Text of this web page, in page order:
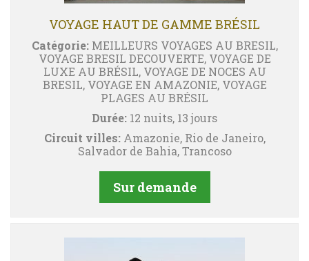
VOYAGE HAUT DE GAMME BRÉSIL
Catégorie:MEILLEURS VOYAGES AU BRESIL,
VOYAGE BRESIL DECOUVERTE, VOYAGE DE
LUXE AU BRÉSIL, VOYAGE DE NOCES AU
BRESIL, VOYAGE EN AMAZONIE, VOYAGE
PLAGES AU BRÉSIL
Durée: 12 nuits, 13 jours
Circuit villes:Amazonie, Rio de Janeiro,
Salvador de Bahia, Trancoso
Sur demande